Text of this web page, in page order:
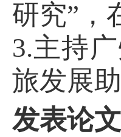
研究”，
3.主持
旅发展
发表论文